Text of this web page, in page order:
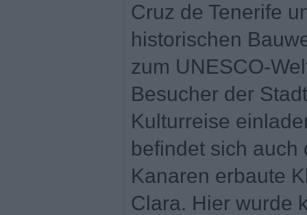
Cruz de Tenerife
historischen
zum UNESCO-
Besucher der
Kulturreise
befindet sich auch
Kanaren erbaute
Clara. Hier wurde